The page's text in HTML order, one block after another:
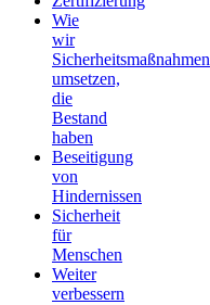
Wie
wir
Sicherheitsmaßnahmen
umsetzen,
die
Bestand
haben
Beseitigung
von
Hindernissen
Sicherheit
für
Menschen
Weiter
verbessern